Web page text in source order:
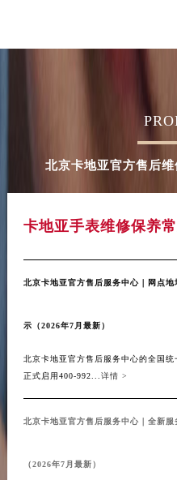
北京卡地亚官方售后
卡地亚手表维修保养
北京卡地亚官方售后服务中心｜网点
示（2026年7月最新）
北京卡地亚官方售后服务中心的全国
正式启用400-992... 详情 >
北京卡地亚官方售后服务中心｜全新
（2026年7月最新）